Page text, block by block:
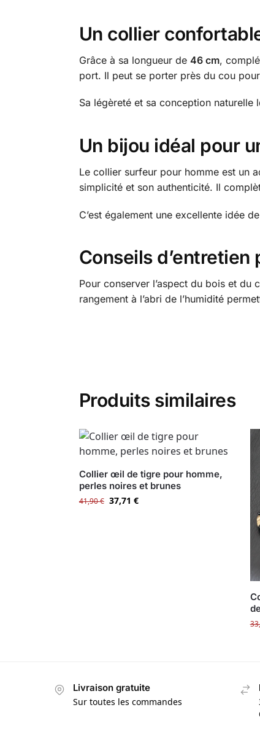
Un collier
Grâce à sa longueur de 46 cm,
port. Il peut se porter près du cou
Sa légèreté et sa conception
Un bijou idéal pour
Le collier surfeur pour homme est un
simplicité et son authenticité. Il
C’est également une excellente idée de
Conseils
Pour conserver l’aspect du bois et du
rangement à l’abri de l’humidité
Produits similaires
Collier œil de tigre pour homme,
perles noires et brunes
41,90€ 37,71 €
Livraison gratuite
Sur toutes les commandes